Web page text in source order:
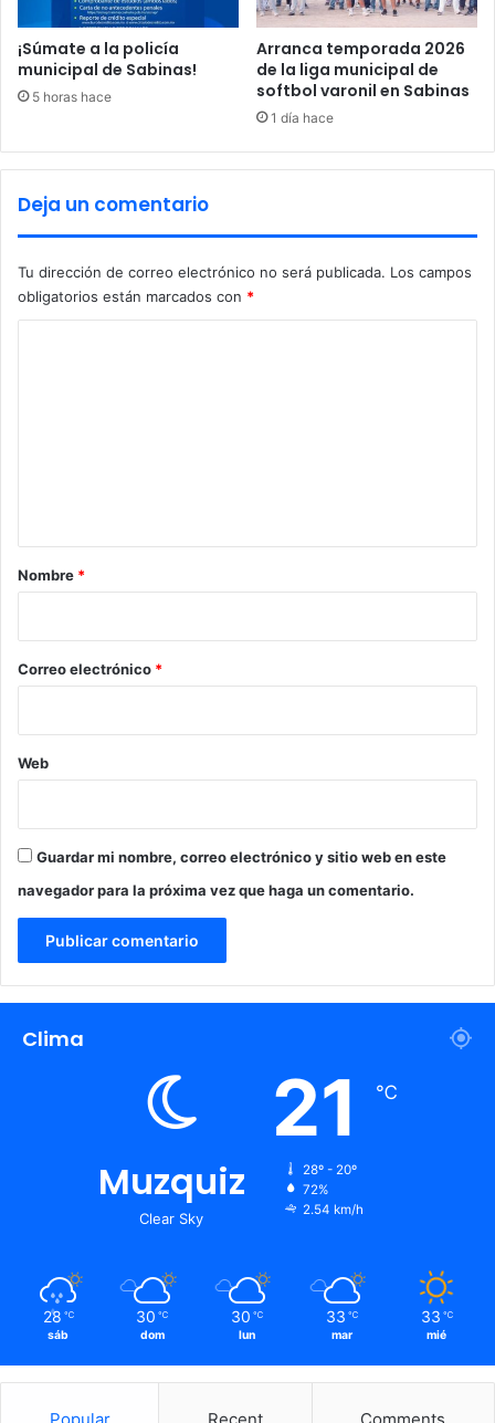
d
e
P
c
ó
n
C
¡Súmate a la policía
municipal de Sabinas!
5 horas hace
Arranca temporada 2026
de la liga municipal de
softbol varonil en Sabinas
1 día hace
Deja un comentario
Tu dirección de correo electrónico no será publicada. Los campos
obligatorios están marcados con *
r
*
Nombre *
Correo electrónico *
Web
Guardar mi nombre, correo electrónico y sitio web en este
navegador para la próxima vez que haga un comentario.
Clima
Muzquiz
Clear Sky
21 ℃
28º - 20º
72%
2.54 km/h
28 ℃
sáb
30 ℃
dom
30 ℃
lun
33 ℃
mar
33 ℃
mié
Popular Recent Comments